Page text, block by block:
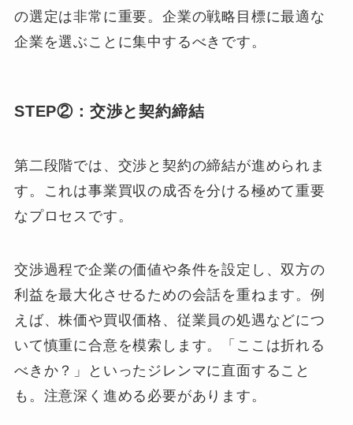
の選定は非常に重要。企業の戦略目標に最適な
企業を選ぶことに集中するべきです。
STEP②：交渉と契約締結
第二段階では、交渉と契約の締結が進められま
す。これは事業買収の成否を分ける極めて重要
なプロセスです。
交渉過程で企業の価値や条件を設定し、双方の
利益を最大化させるための会話を重ねます。例
えば、株価や買収価格、従業員の処遇などにつ
いて慎重に合意を模索します。「ここは折れる
べきか？」といったジレンマに直面すること
も。注意深く進める必要があります。